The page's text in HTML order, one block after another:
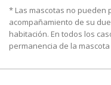
* Las mascotas no pueden
acompañamiento de su
habitación. En todos los
permanencia de la